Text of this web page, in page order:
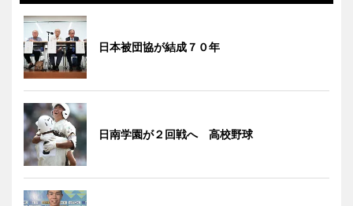
日本被団協が結成７０年
日南学園が２回戦へ 高校野球